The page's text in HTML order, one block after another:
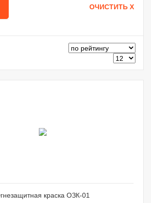
краска ОЗК-01